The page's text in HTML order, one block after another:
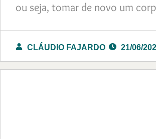
ou seja, tomar de novo um
CLÁUDIO FAJARDO 21/06/